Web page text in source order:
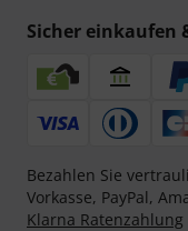
Sicher einkaufen
Bezahlen Sie
Vorkasse, PayPal,
Klarna Ratenzahlung